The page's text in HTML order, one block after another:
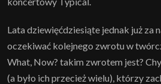
Lata dziewięćdziesiąte jednak już za
oczekiwać kolejnego zwrotu w
What, Now? takim zwrotem jest?
(a było ich przecież wielu), którzy